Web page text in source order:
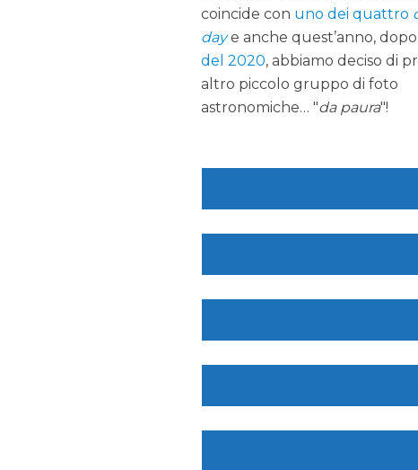
coincide con uno dei quattro
daye anche quest’anno,
del 2020, abbiamo deciso di
altro piccolo gruppo di foto
astronomiche… "da paura"!